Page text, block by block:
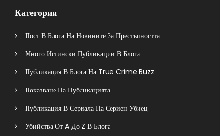
Категории
Пост В Блога На Новините За Престъпността
Много Истински Публикации В Блога
Публикация В Блога На True Crime Buzz
Показване На Публикацията
Публикация В Сериала На Сериен Убиец
Убийства От A До Z В Блога